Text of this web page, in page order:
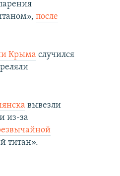
после
Крыма случился
вывезли
из-за
титан».